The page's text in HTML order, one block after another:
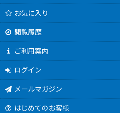
お気に入り
閲覧履歴
ご利用案内
ログイン
メールマガジン
はじめてのお客様